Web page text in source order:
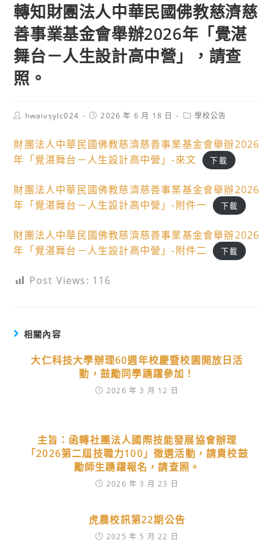
轉知財團法人中華民國佛教慈濟慈
善事業基金會舉辦2026年「覺湛
舞台－人生設計高中營」，請查
照。
Posthwaivsylc024
Post2026 年 6 月 18 日
Post學校公告
財團法人中華民國佛教慈濟慈善事業基金會舉辦2026
年「覺湛舞台－人生設計高中營」-來文
下載
財團法人中華民國佛教慈濟慈善事業基金會舉辦2026
年「覺湛舞台－人生設計高中營」-附件一
下載
財團法人中華民國佛教慈濟慈善事業基金會舉辦2026
年「覺湛舞台－人生設計高中營」-附件二
下載
Post Views: 116
相關內容
大仁科技大學辦理60週年校慶暨校園開放日活
動，鼓勵同學踴躍參加！
2026 年 3 月 12 日
主旨：函轉社團法人國際技能發展協會辦理
「2026第二屆技職力100」徵選活動，請貴校鼓
勵師生踴躍報名，請查照。
2026 年 3 月 23 日
虎農校訊第22期公告
2025 年 5 月 22 日